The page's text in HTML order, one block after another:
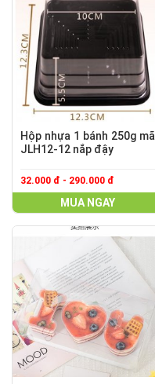
Hộp nhựa 1 bánh 250g mã
JLH12-12 nắp đậy
32.000 đ - 290.000 đ
MUA NGAY